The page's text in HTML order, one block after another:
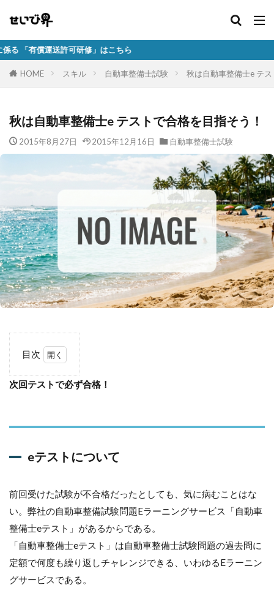
可研修」はこちら
HOME スキル 自動車整備士試験 秋は自動車整備士e テ
秋は自動車整備士e テストで合格を目指そう！
2015年8月27日 2015年12月16日 自動車整備士試験
目次
次回
合
1.1
eテスト
につい
1.1.2
更新が
早い！
次回テストで必ず合格！
eテストについて
前回受けた試験が不合格だったとしても、気に病むことはな
い。弊社の自動車整備試験問題Eラーニングサービス「自動車
整備士eテスト」があるからである。
「自動車整備士eテスト」は自動車整備士試験問題の過去問に
定額で何度も繰り返しチャレンジできる、いわゆるEラーニン
グサービスである。